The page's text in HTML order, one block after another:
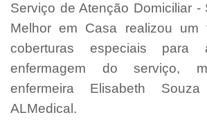
Serviço de Atenção Domiciliar -
Melhor em Casa realizou um
coberturas especiais
enfermagem do serviço,
enfermeira Elisabeth
ALMedical.